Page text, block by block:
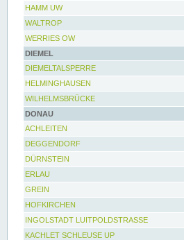
HAMM UW
WALTROP
WERRIES OW
DIEMEL
DIEMELTALSPERRE
HELMINGHAUSEN
WILHELMSBRÜCKE
DONAU
ACHLEITEN
DEGGENDORF
DÜRNSTEIN
ERLAU
GREIN
HOFKIRCHEN
INGOLSTADT LUITPOLDSTRASSE
KACHLET SCHLEUSE UP